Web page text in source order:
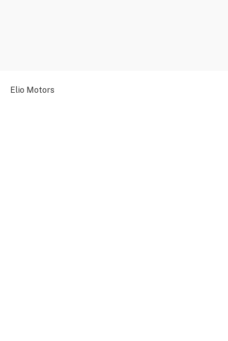
Elio Motors